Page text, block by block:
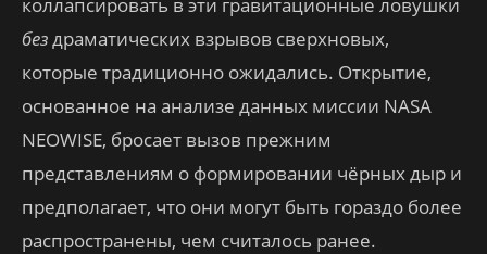
бездраматических взрывов сверхновых,
которые традиционно ожидались. Открытие,
основанное на анализе данных миссии NASA
NEOWISE, бросает вызов прежним
представлениям о формировании чёрных дыр и
предполагает, что они могут быть гораздо более
распространены, чем считалось ранее.